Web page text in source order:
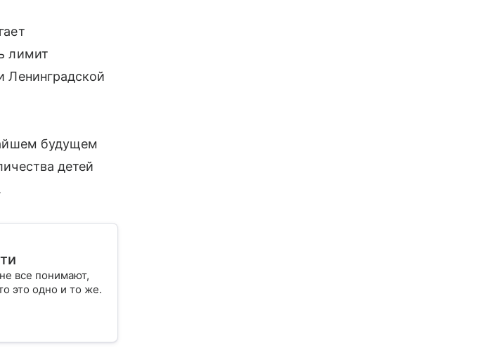
лимит
Ленинградской
будущем
детей
все понимают,
это одно и то же.